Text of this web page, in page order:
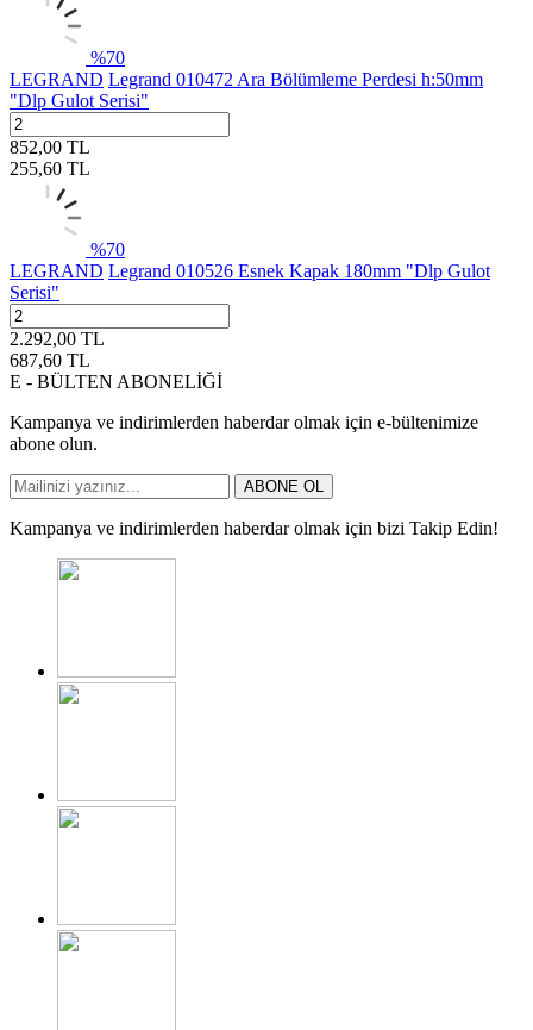
%70
LEGRAND Legrand 010472 Ara Bölümleme Perdesi h:50mm
"Dlp Gulot Serisi"
852,00 TL
255,60 TL
%70
LEGRAND Legrand 010526 Esnek Kapak 180mm "Dlp Gulot
Serisi"
2.292,00 TL
687,60 TL
E - BÜLTEN ABONELİĞİ
Kampanya ve indirimlerden haberdar olmak için e-bültenimize
abone olun.
ABONE OL
Kampanya ve indirimlerden haberdar olmak için bizi Takip Edin!